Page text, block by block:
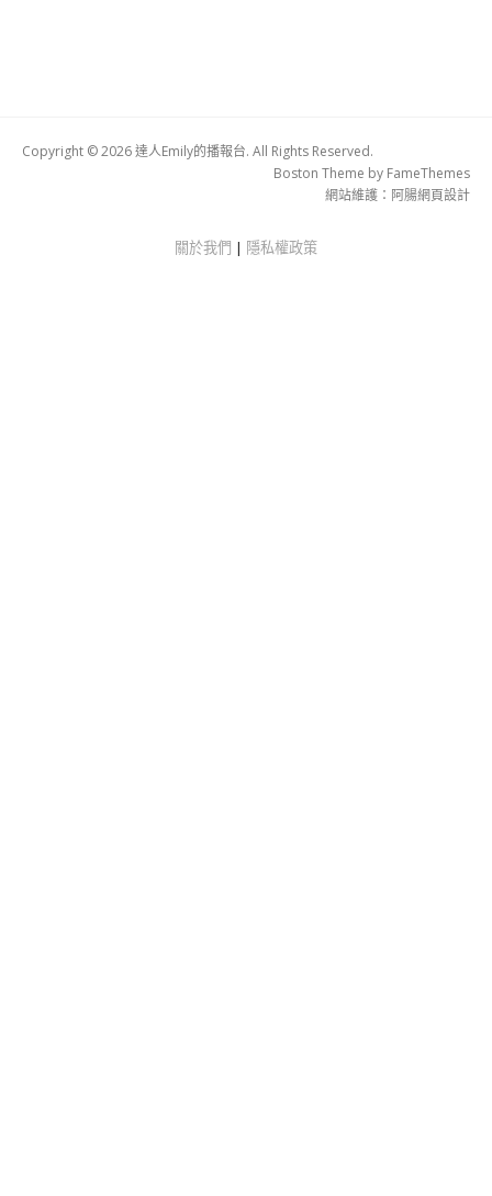
Copyright © 2026 達人Emily的播報台. All Rights Reserved.
Boston Theme by FameThemes
網站維護： 阿腸網頁設計
關於我們 | 隱私權政策